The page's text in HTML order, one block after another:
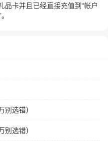
品卡并且已经直接充值到“帐户
选错）
选错）